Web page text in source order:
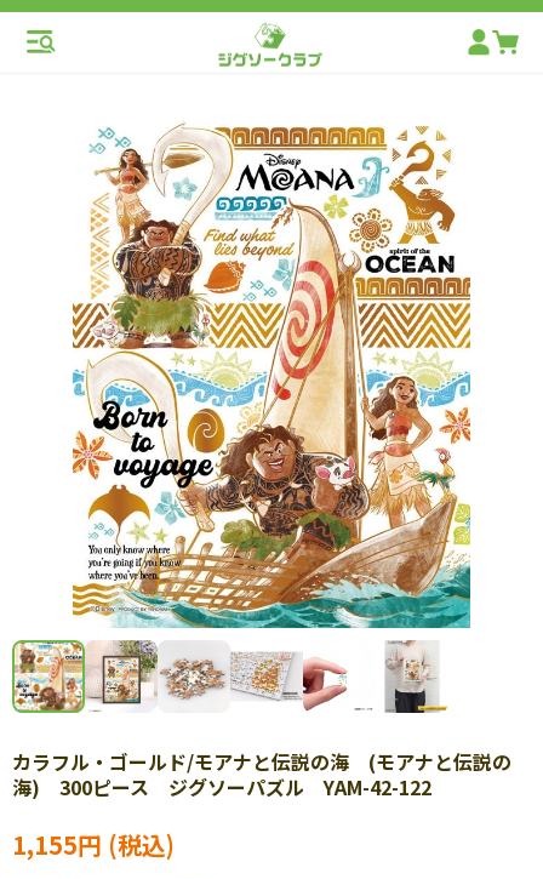
カラフル・ゴールド/モアナと伝説の海 (モアナと伝説の
海) 300ピース ジグソーパズル YAM-42-122
1,155円